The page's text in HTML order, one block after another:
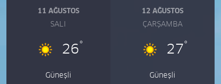
11 AĞUSTOS
SALI
26°
Güneşli
12 AĞUSTOS
ÇARŞAMBA
27°
Güneşli